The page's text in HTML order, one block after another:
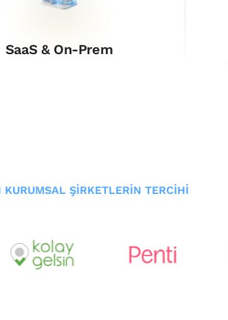
SaaS & On-Prem
KURUMSAL ŞİRKETLERİN TERCİHİ